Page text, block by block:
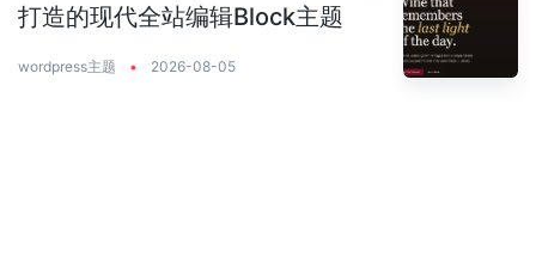
打造的现代全站编辑Block主题
wordpress主题 • 2026-08-05